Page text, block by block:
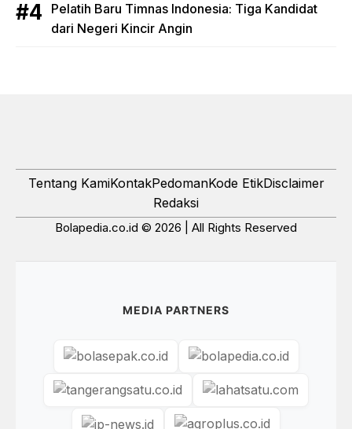
Pelatih Baru Timnas Indonesia: Tiga Kandidat
dari Negeri Kincir Angin
Tentang KamiKontakPedomanKode EtikDisclaimer
Redaksi
Bolapedia.co.id © 2026 | All Rights Reserved
MEDIA PARTNERS